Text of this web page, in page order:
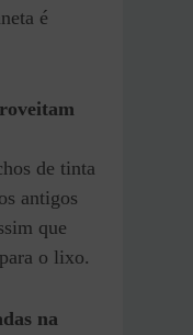
é
de tinta
antigos
que
o lixo.
na